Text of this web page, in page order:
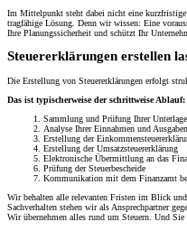
Im Mittelpunkt steht dabei nicht eine
tragfähige Lösung. Denn wir wissen: Eine
Ihre Planungssicherheit und schützt Ihr
Steuererklärungen erstellen
Die Erstellung von Steuererklärungen erfolgt
Das ist typischerweise der schrittweise Ablauf:
Sammlung und Prüfung Ihrer
Analyse Ihrer Einnahmen und Ausgaben
Erstellung der
Erstellung der Umsatzsteuererklärung
Elektronische Übermittlung an das
Prüfung der Steuerbescheide
Kommunikation mit dem Finanzamt
Wir behalten alle relevanten Fristen im Blick
Sachverhalten stehen wir als Ansprechpartner
Wir übernehmen alles rund um Steuern. Und Sie